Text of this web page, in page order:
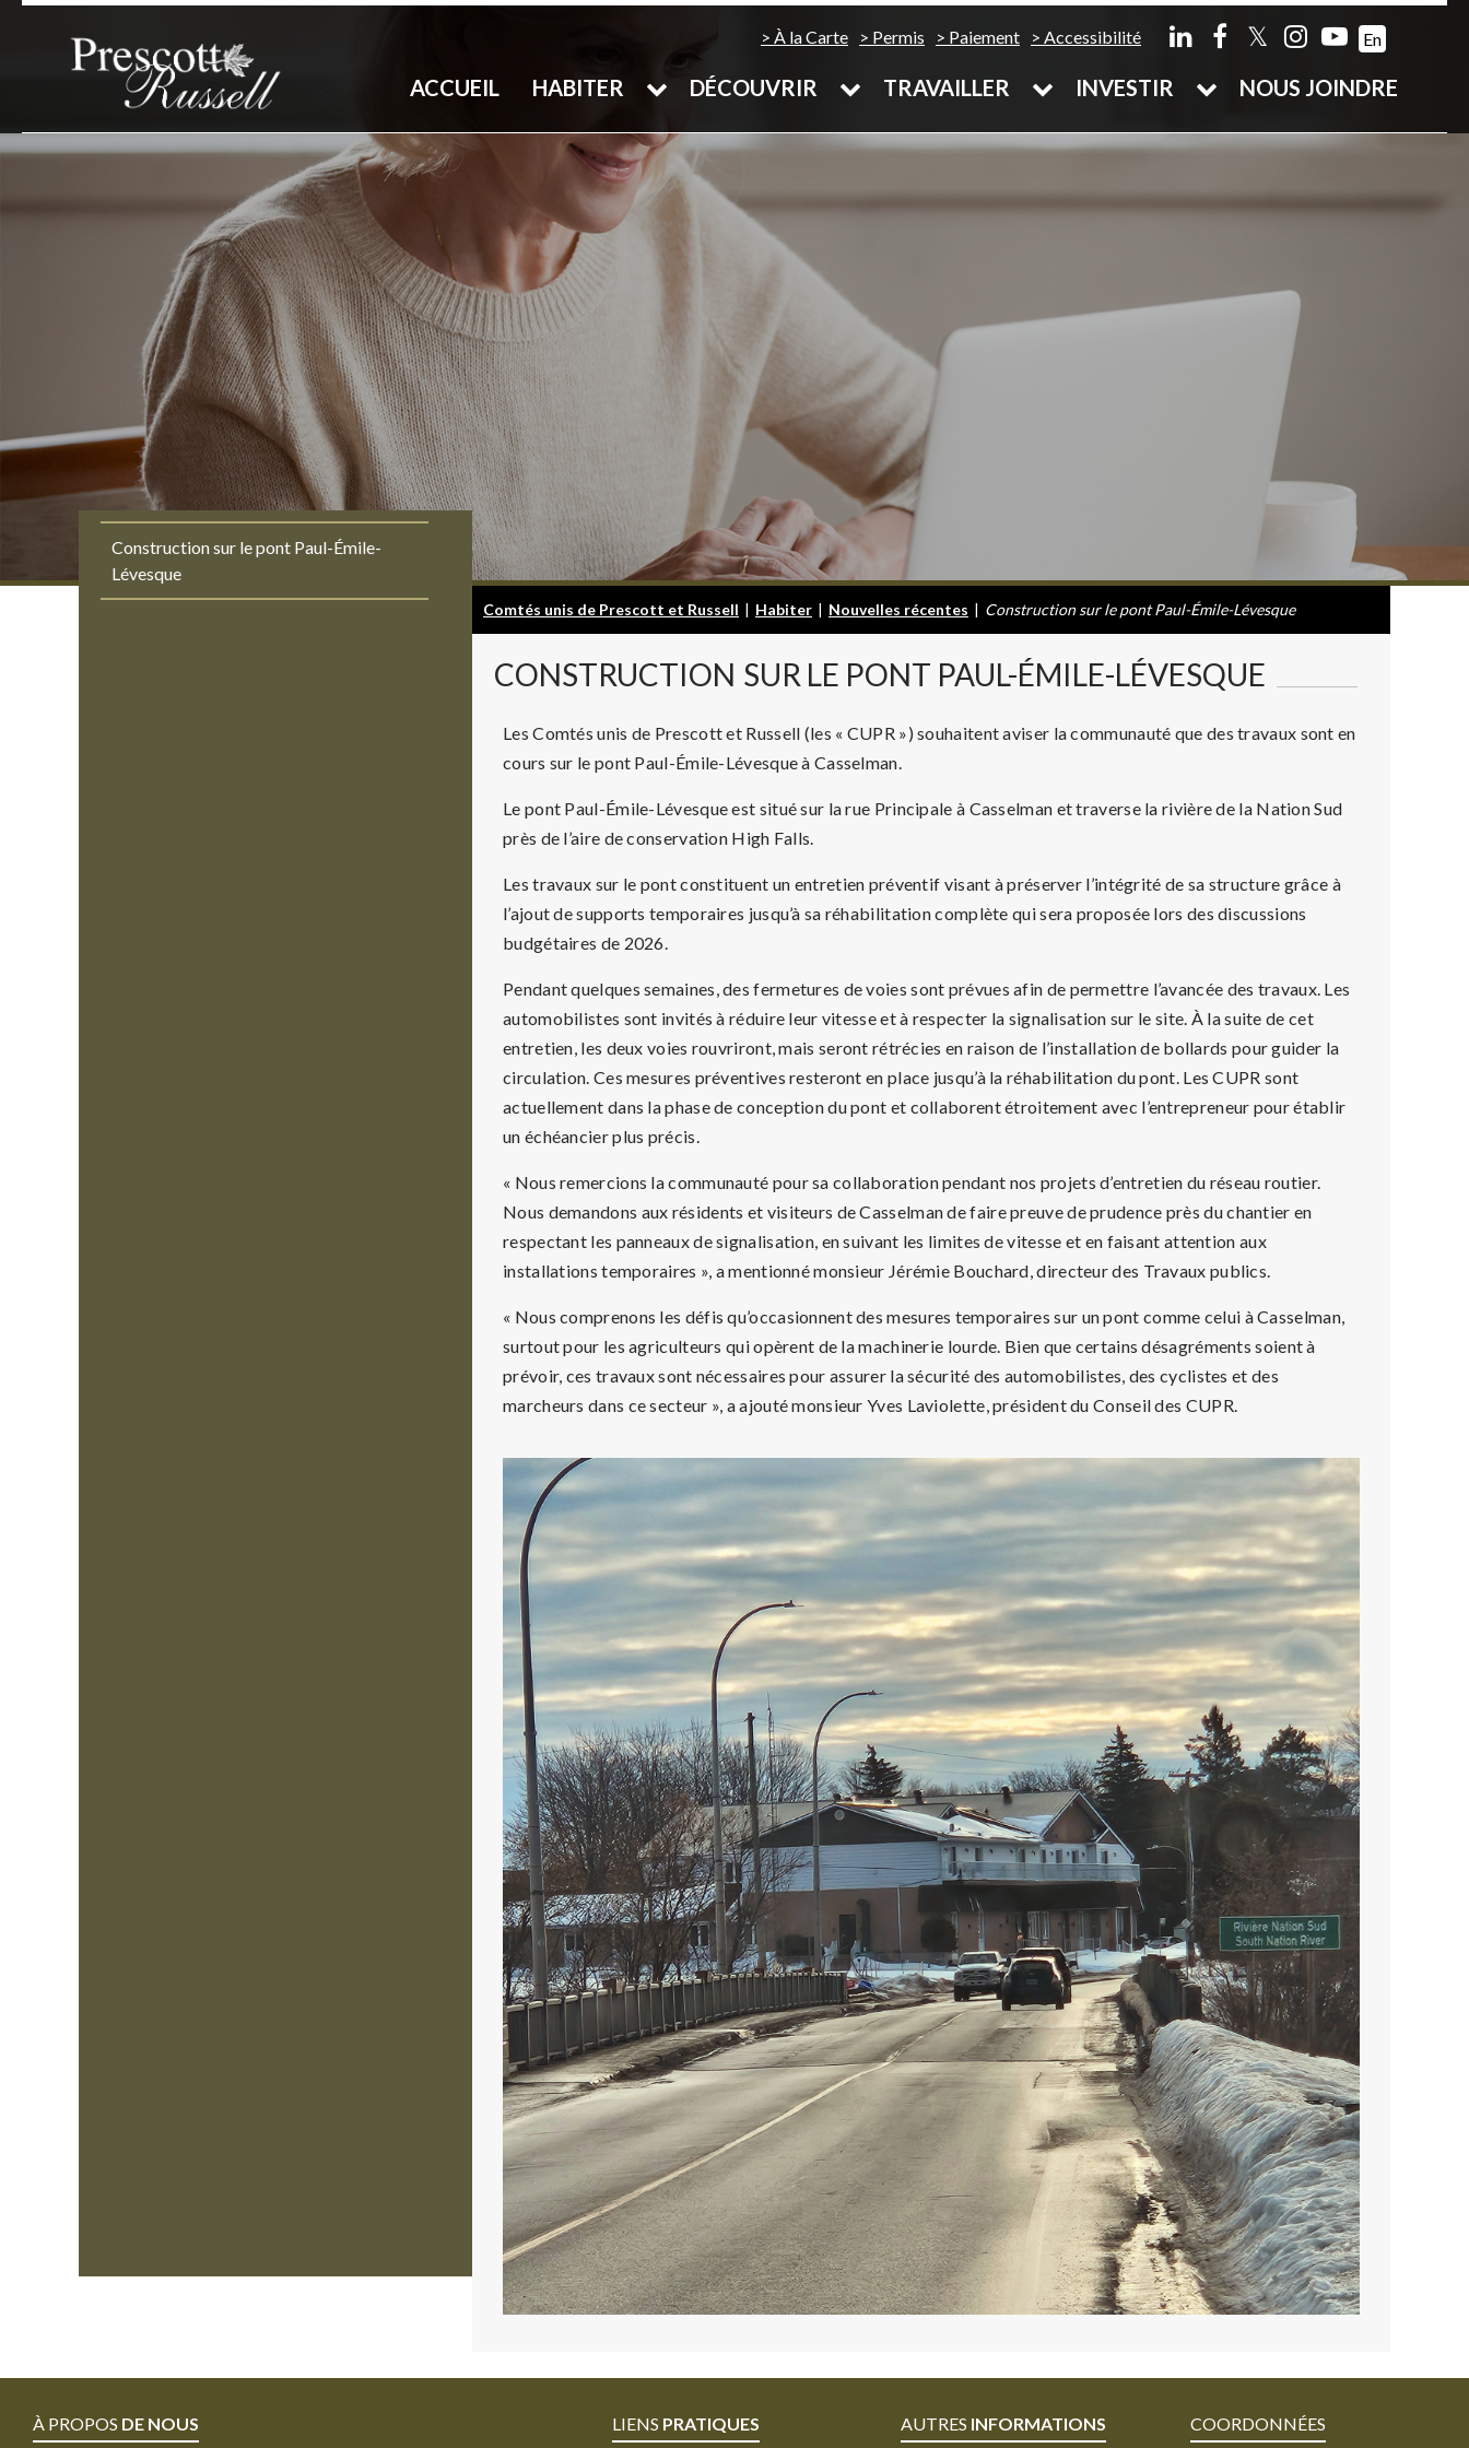
À la Carte Permis Paiement Accessibilité 𝕏 En
ACCUEIL HABITER DÉCOUVRIR TRAVAILLER INVESTIR NOUS JOINDRE
Construction sur le pont Paul-Émile-
Lévesque
Comtés unis de Prescott et Russell | Habiter | Nouvelles récentes | Construction sur le pont Paul-Émile-Lévesque
CONSTRUCTION SUR LE PONT PAUL-ÉMILE-LÉVESQUE
Les Comtés unis de Prescott et Russell (les « CUPR ») souhaitent aviser la communauté que des travaux sont en
cours sur le pont Paul-Émile-Lévesque à Casselman.
Le pont Paul-Émile-Lévesque est situé sur la rue Principale à Casselman et traverse la rivière de la Nation Sud
près de l’aire de conservation High Falls.
Les travaux sur le pont constituent un entretien préventif visant à préserver l’intégrité de sa structure grâce à
l’ajout de supports temporaires jusqu’à sa réhabilitation complète qui sera proposée lors des discussions
budgétaires de 2026.
Pendant quelques semaines, des fermetures de voies sont prévues afin de permettre l’avancée des travaux. Les
automobilistes sont invités à réduire leur vitesse et à respecter la signalisation sur le site. À la suite de cet
entretien, les deux voies rouvriront, mais seront rétrécies en raison de l’installation de bollards pour guider la
circulation. Ces mesures préventives resteront en place jusqu’à la réhabilitation du pont. Les CUPR sont
actuellement dans la phase de conception du pont et collaborent étroitement avec l’entrepreneur pour établir
un échéancier plus précis.
« Nous remercions la communauté pour sa collaboration pendant nos projets d’entretien du réseau routier.
Nous demandons aux résidents et visiteurs de Casselman de faire preuve de prudence près du chantier en
respectant les panneaux de signalisation, en suivant les limites de vitesse et en faisant attention aux
installations temporaires », a mentionné monsieur Jérémie Bouchard, directeur des Travaux publics.
« Nous comprenons les défis qu’occasionnent des mesures temporaires sur un pont comme celui à Casselman,
surtout pour les agriculteurs qui opèrent de la machinerie lourde. Bien que certains désagréments soient à
prévoir, ces travaux sont nécessaires pour assurer la sécurité des automobilistes, des cyclistes et des
marcheurs dans ce secteur », a ajouté monsieur Yves Laviolette, président du Conseil des CUPR.
À PROPOS DE NOUS LIENS PRATIQUES AUTRES INFORMATIONS COORDONNÉES